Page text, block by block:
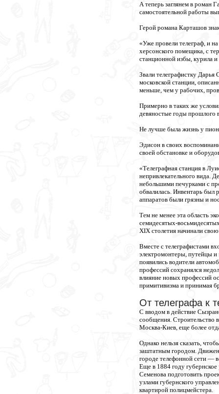
А теперь заглянем в роман
самостоятельной работы
Герой романа Карташов
«Уже провели телеграф, и
херсонского помещика, с
станционной избы, курила и
Звали телеграфистку
московской станции,
меньше, чем у рабочих,
Примерно в таких же
девяностые годы прошлого
Не лучше была жизнь у
Эдисон в своих
своей обстановке и
«Телеграфная станция в
непривлекательного вида.
небольшими печурками с
обвалилась. Инвентарь
аппаратов были грязны и
Тем не менее эта область
семидесятых-
XIX столетия начинали
Вместе с телеграфистами
электромонтеры, путейцы
появились водители
профессий сохранялся
влияние новых профессий
примитивизма и принимая
От телеграфа к
С вводом в действие
сообщения. Строительство
Москва-Киев, еще более
Однако нельзя сказать,
заштатным городом.
городе телефонной сети —
Еще в 1884 году губернское
Семенова подготовить
узлами губернского
квартирой полицмейстера.